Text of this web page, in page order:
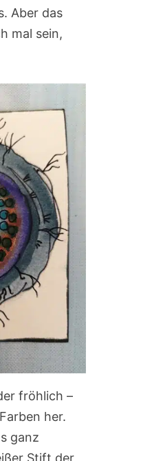
Aber das
mal sein,
fröhlich –
her.
ganz
Stift der